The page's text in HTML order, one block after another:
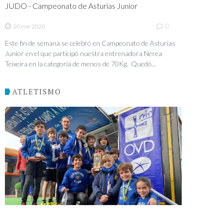
JUDO - Campeonato de Asturias Junior
20 ene 2020 0
Este fin de semana se celebró en Campeonato de Asturias
Junior en el que participó nuestra entrenadora Nerea
Teixeira en la categoría de menos de 70Kg. Quedó...
ATLETISMO